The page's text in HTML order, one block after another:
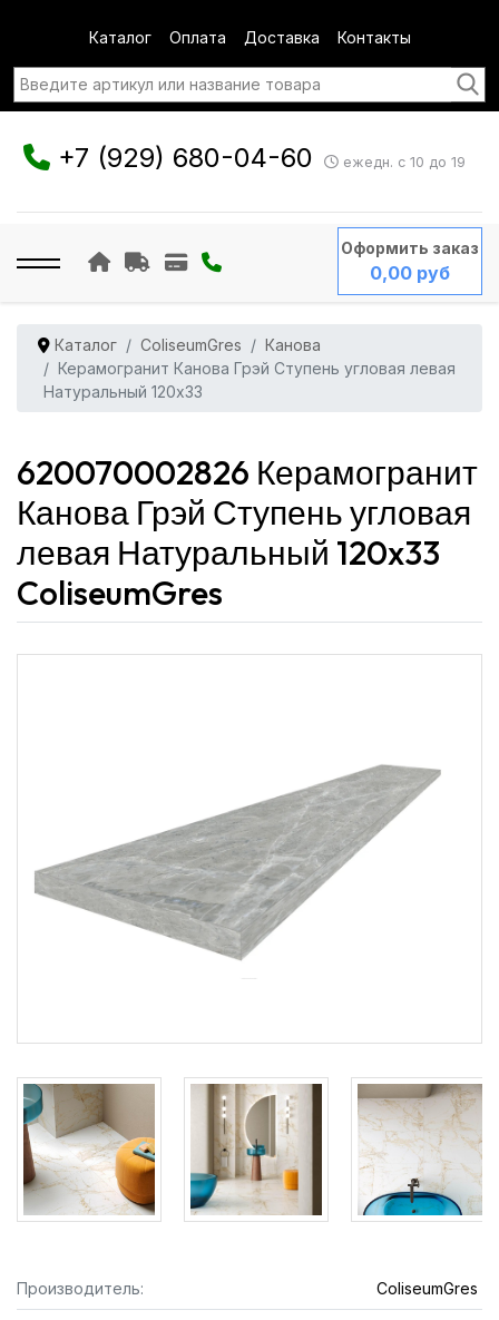
Каталог Оплата Доставка Контакты
+7 (929) 680-04-60 ежедн. с 10 до 19
Оформить заказ
0,00 руб
Каталог ColiseumGres
Канова
Керамогранит Канова Грэй Ступень угловая левая
Натуральный 120x33
620070002826 Керамогранит
Канова Грэй Ступень угловая
левая Натуральный 120x33
ColiseumGres
Производитель: ColiseumGres